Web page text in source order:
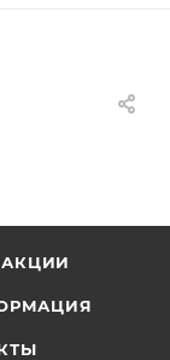
АКЦИИ